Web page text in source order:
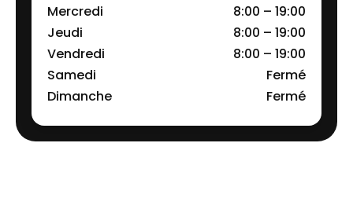
Mercredi
8:00 – 19:00
Jeudi
8:00 – 19:00
Vendredi
8:00 – 19:00
Samedi
Fermé
Dimanche
Fermé